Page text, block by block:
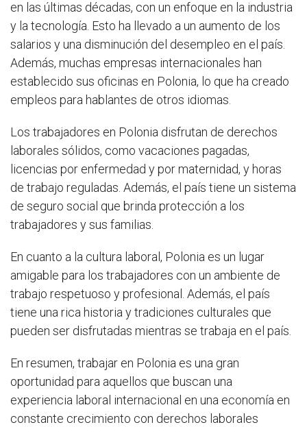
en las últimas décadas, con un enfoque en la industria
y la tecnología. Esto ha llevado a un aumento de los
salarios y una disminución del desempleo en el país.
Además, muchas empresas internacionales han
establecido sus oficinas en Polonia, lo que ha creado
empleos para hablantes de otros idiomas.
Los trabajadores en Polonia disfrutan de derechos
laborales sólidos, como vacaciones pagadas,
licencias por enfermedad y por maternidad, y horas
de trabajo reguladas. Además, el país tiene un sistema
de seguro social que brinda protección a los
trabajadores y sus familias.
En cuanto a la cultura laboral, Polonia es un lugar
amigable para los trabajadores con un ambiente de
trabajo respetuoso y profesional. Además, el país
tiene una rica historia y tradiciones culturales que
pueden ser disfrutadas mientras se trabaja en el país.
En resumen, trabajar en Polonia es una gran
oportunidad para aquellos que buscan una
experiencia laboral internacional en una economía en
constante crecimiento con derechos laborales